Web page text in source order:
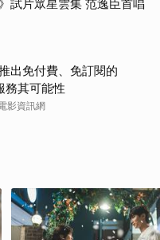
試片眾星雲集 范逸臣首唱
出免付費、免訂閱的
務其可能性
影資訊網